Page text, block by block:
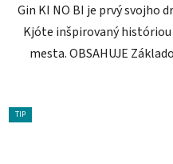
Gin KI NO BI je prvý svojho
Kjóte inšpirovaný
mesta. OBSAHUJE
TIP